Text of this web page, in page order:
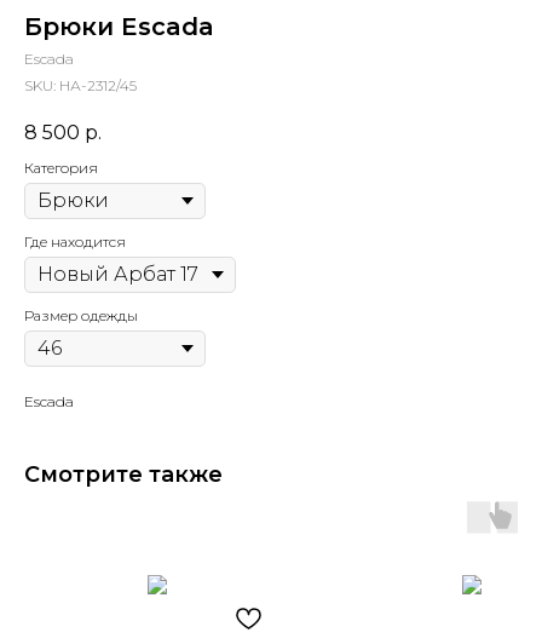
Брюки Escada
Escada
SKU: НА-2312/45
8 500 р.
Категория
Где находится
Размер одежды
Escada
Смотрите также